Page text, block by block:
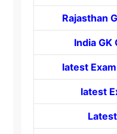
Rajasthan
India
latest
latest